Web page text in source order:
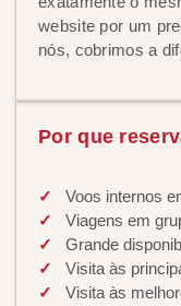
website por um
nós, cobrimos a
Por que
Voos internos
Viagens em
Grande
Visita às
Visita às